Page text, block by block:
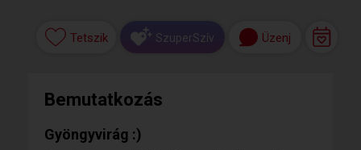
Tetszik SzuperSzív Üzenj
Bemutatkozás
Gyöngyvirág :)